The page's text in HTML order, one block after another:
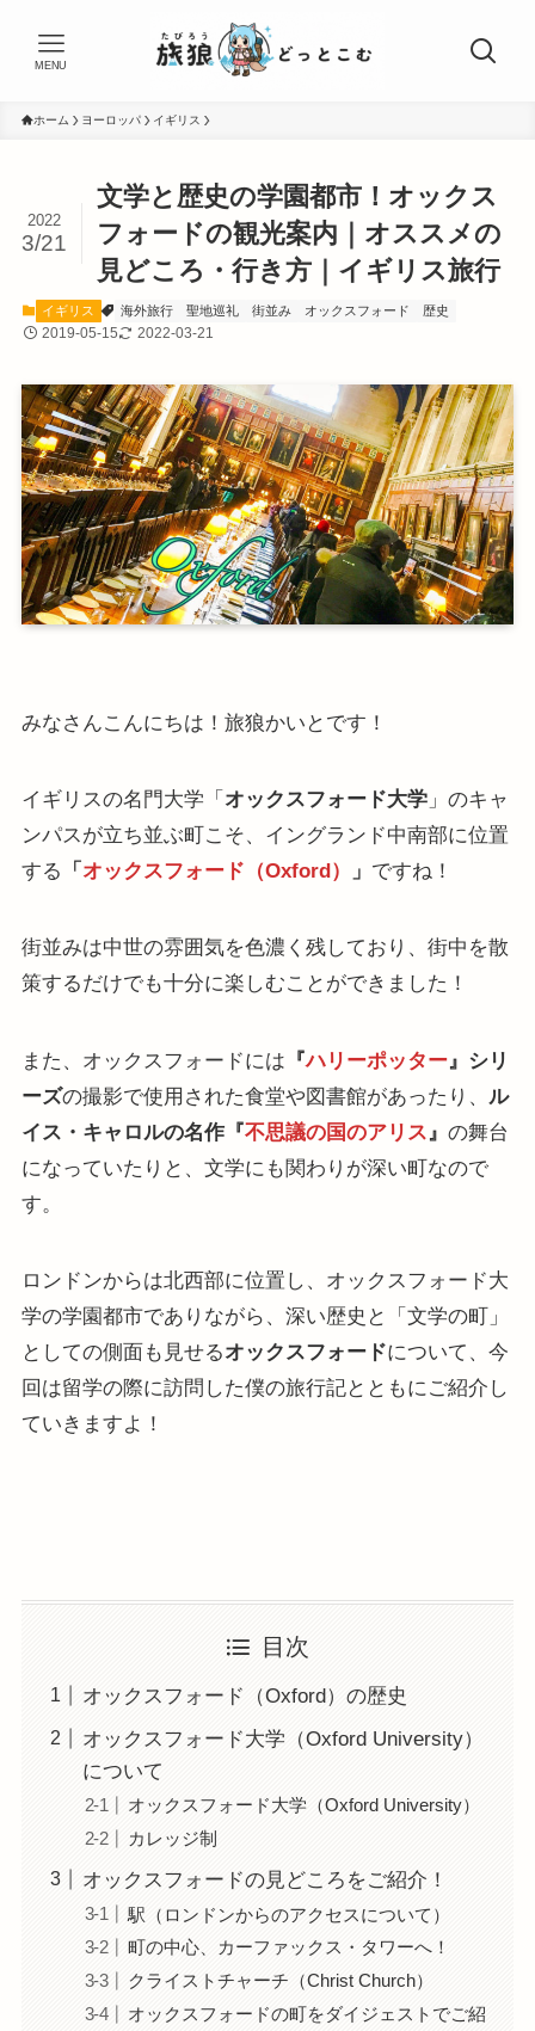
MENU
ホーム ヨーロッパ イギリス
文学と歴史の学園都市！オックス
フォードの観光案内｜オススメの
見どころ・行き方｜イギリス旅行
2022
3/21
イギリス 海外旅行 聖地巡礼 街並み オックスフォード 歴史
2019-05-15 2022-03-21
みなさんこんにちは！旅狼かいとです！
イギリスの名門大学「 オックスフォード大学」のキャ
ンパスが立ち並ぶ町こそ、イングランド中南部に位置
する
「 オックスフォード（Oxford） 」 ですね！
街並みは中世の雰囲気を色濃く残しており、街中を散
策するだけでも十分に楽しむことができました！
また、オックスフォードには 『ハリーポッター』シリ
ーズの撮影で使用された食堂や図書館があったり、 ル
イス・キャロルの名作『不思議の国のアリス 』 の舞台
になっていたりと、文学にも関わりが深い町なので
す。
ロンドンからは北西部に位置し、オックスフォード大
学の学園都市でありながら、深い歴史と「文学の町」
としての側面も見せるオックスフォードについて、今
回は留学の際に訪問した僕の旅行記とともにご紹介し
ていきますよ！
目次
オックスフォード（Oxford）の歴史
オックスフォード大学（Oxford University）
について
オックスフォード大学（Oxford University）
カレッジ制
オックスフォードの見どころをご紹介！
駅（ロンドンからのアクセスについて）
町の中心、カーファックス・タワーへ！
クライストチャーチ（Christ Church）
オックスフォードの町をダイジェストでご紹